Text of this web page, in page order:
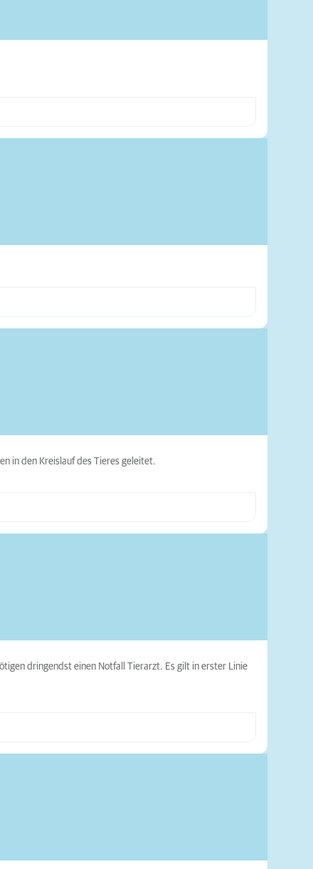
in den Kreislauf des Tieres geleitet.
dringendst einen Notfall Tierarzt. Es gilt in erster Linie